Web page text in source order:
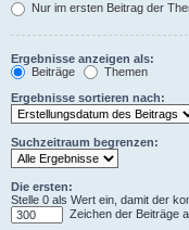
Nur im ersten Beitrag der
Ergebnisse anzeigen als:
Beiträge
Themen
Ergebnisse sortieren nach:
Suchzeitraum begrenzen:
Die ersten:
Stelle 0 als Wert ein, damit der
Zeichen der Beiträge